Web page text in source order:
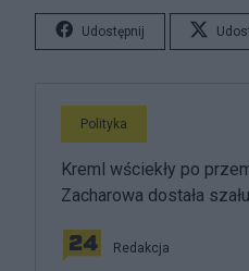
Udostępnij
Polityka
Kreml wściekły po
Zacharowa dostała szału
Redakcja